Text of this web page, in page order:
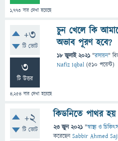
1,773 বার দেখা হয়েছে
+3
টি ভোট
3
টি উত্তর
4,254 বার দেখা হয়েছে
চুন খেলে কি
অভাব পূরণ হবে?
18 জুলাই 2021 "রসায়ন"
Nafiz Iqbal (510 পয়েন্ট)
+2
টি ভোট
কিডনিতে পাথর
23 জুন 2021 "স্বাস্থ্য ও
করেছেনSabbir Ahmed